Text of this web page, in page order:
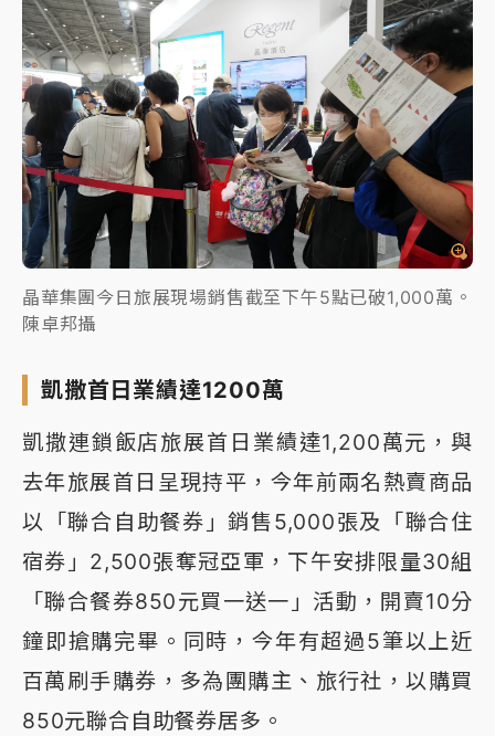
晶華集團今日旅展現場銷售截至下午5點已破1,000萬。
陳卓邦攝
凱撒首日業績達1200萬
凱撒連鎖飯店旅展首日業績達1,200萬元，與
去年旅展首日呈現持平，今年前兩名熱賣商品
以「聯合自助餐券」銷售5,000張及「聯合住
宿券」2,500張奪冠亞軍，下午安排限量30組
「聯合餐券850元買一送一」活動，開賣10分
鐘即搶購完畢。同時，今年有超過5筆以上近
百萬刷手購券，多為團購主、旅行社，以購買
850元聯合自助餐券居多。